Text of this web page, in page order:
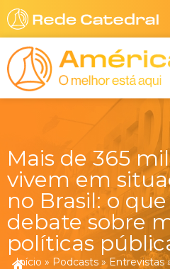
para
o
conteúdo
Mais de 365
vivem em
no Brasil: o
debate sobre
políticas
Início » Podcasts» Entrevistas